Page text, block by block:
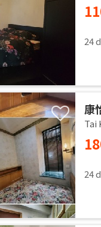
24
康
Tai
24